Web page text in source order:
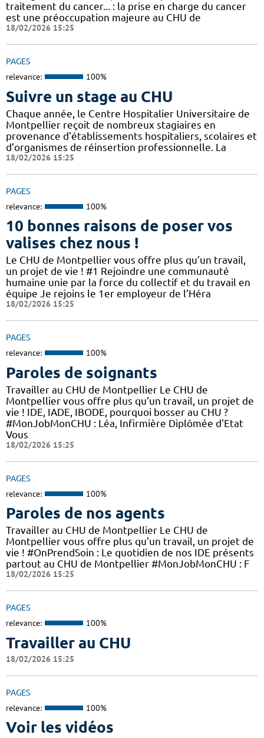
traitement du cancer... : la prise en charge du cancer
est une préoccupation majeure au CHU de
18/02/2026 15:25
PAGES
relevance: 100%
Suivre un stage au CHU
Chaque année, le Centre Hospitalier Universitaire de
Montpellier reçoit de nombreux stagiaires en
provenance d’établissements hospitaliers, scolaires et
d’organismes de réinsertion professionnelle. La
18/02/2026 15:25
PAGES
relevance: 100%
10 bonnes raisons de poser vos
valises chez nous !
Le CHU de Montpellier vous offre plus qu’un travail,
un projet de vie ! #1 Rejoindre une communauté
humaine unie par la force du collectif et du travail en
équipe Je rejoins le 1er employeur de l’Héra
18/02/2026 15:25
PAGES
relevance: 100%
Paroles de soignants
Travailler au CHU de Montpellier Le CHU de
Montpellier vous offre plus qu’un travail, un projet de
vie ! IDE, IADE, IBODE, pourquoi bosser au CHU ?
#MonJobMonCHU : Léa, Infirmière Diplômée d'Etat
Vous
18/02/2026 15:25
PAGES
relevance: 100%
Paroles de nos agents
Travailler au CHU de Montpellier Le CHU de
Montpellier vous offre plus qu’un travail, un projet de
vie ! #OnPrendSoin : Le quotidien de nos IDE présents
partout au CHU de Montpellier #MonJobMonCHU : F
18/02/2026 15:25
PAGES
relevance: 100%
Travailler au CHU
18/02/2026 15:25
PAGES
relevance: 100%
Voir les vidéos